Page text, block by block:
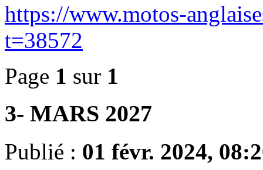
https://www.motos-
t=38572
Page 1 sur 1
3- MARS 2027
Publié : 01 févr. 2024,